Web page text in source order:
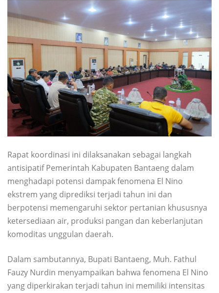
Rapat koordinasi ini dilaksanakan sebagai langkah
antisipatif Pemerintah Kabupaten Bantaeng dalam
menghadapi potensi dampak fenomena El Nino
ekstrem yang diprediksi terjadi tahun ini dan
berpotensi memengaruhi sektor pertanian khususnya
ketersediaan air, produksi pangan dan keberlanjutan
komoditas unggulan daerah.
Dalam sambutannya, Bupati Bantaeng, Muh. Fathul
Fauzy Nurdin menyampaikan bahwa fenomena El Nino
yang diperkirakan terjadi tahun ini memiliki intensitas